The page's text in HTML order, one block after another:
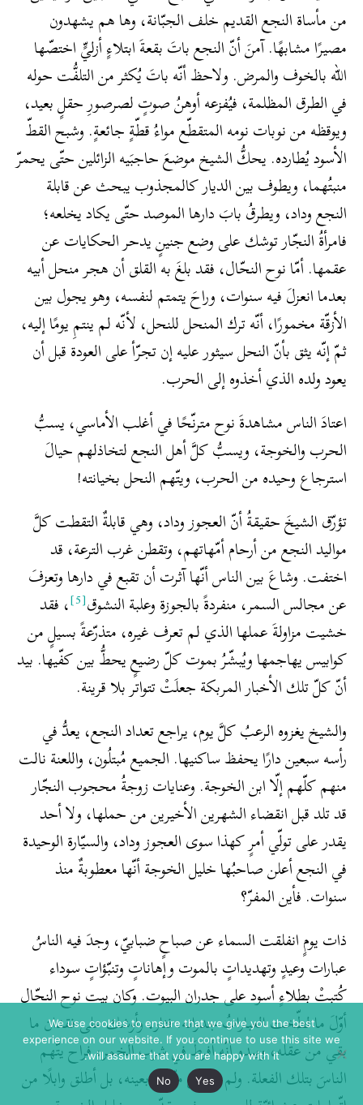
من مأساة النجع القديم خلف الجبّانة، وها هم يشهدون
مصيرًا مشابهًا. آمنَ أنّ النجع باتَ بقعةَ ابتلاءٍ أزليٍّ اختصّها
الله بالخوف والمرض. ولاحظ أنّه باتَ يُكثر من التلفُّت حوله
في الطرق المظلمة، فيُفزعه أوهنُ صوتٍ لصرصورِ حقلٍ بعيد،
ويوقظه من نوبات نومه المتقطّع مواءُ قطّةٍ جائعةٍ. وشبح القطّ
الأسود يُطارده. يحكُّ الشيخ موضعَ حاجبَيه الزائلين حتّى يحمرّ
منبتُهما، ويطوف بين الديار كالمجذوب يبحث عن قابلة
النجع وداد، ويطرقُ بابَ دارها الموصد حتّى يكاد يخلعه؛
فامرأةُ النجّار توشك على وضع جنينٍ يدحر الحكايات عن
عقمها. أمّا نوح النحّال، فقد بلغَ به القلق أن هجر منحل أبيه
بعدما انعزلَ فيه سنوات، وراحَ يتمتم لنفسه، وهو يجول بين
الأزقّة مخمورًا، أنّه ترك المنحل للنحل، لأنّه لم ينتمِ يومًا إليه،
ثمّ إنّه يثق بأنّ النحل سيثور عليه إن تجرّأ على العودة قبل أن
يعود ولده الذي أخذوه إلى الحرب.
اعتادَ الناس مشاهدةَ نوح مترنّحًا في أغلب الأماسي، يسبُّ
الحرب والخوجة، ويسبُّ كلَّ أهل النجع لتخاذلهم حيالَ
استرجاع وحيده من الحرب، ويتّهم النحل بخيانته!
تؤرّق الشيخَ حقيقةُ أنّ العجوز وداد، وهي قابلةٌ التقطت كلَّ
مواليد النجع من أرحام أمّهاتهم، وتقطن غرب الترعة، قد
اختفت. وشاعَ بين الناس أنّها آثرت أن تقبع في دارها وتعزفَ
عن مجالس السمر، منفردةً بالجوزة وعلبة النشوق[5] ، فقد
خشيت مزاولةَ عملها الذي لم تعرف غيره، متذرّعةً بسيلٍ من
كوابيس يهاجمها ويُبشّرُ بموت كلّ رضيعٍ يحطُّ بين كفّيها. بيد
أنّ كلّ تلك الأخبار المربكة جعلَتْ تتواتر بلا قرينة.
والشيخ يغزوه الرعبُ كلَّ يوم، يراجع تعداد النجع، يعدُّ في
رأسه سبعين دارًا يحفظ ساكنيها. الجميع مُبتلُون، واللعنة نالت
منهم كلّهم إلّا ابن الخوجة. وعنايات زوجةُ محجوب النجّار
قد تلد قبل انقضاء الشهرين الأخيرين من حملها، ولا أحد
يقدر على تولّي أمرٍ كهذا سوى العجوز وداد، والسيّارة الوحيدة
في النجع أعلن صاحبُها خليل الخوجة أنّها معطوبةٌ منذ
سنوات. فأين المفرّ؟
ذات يومٍ انفلقت السماء عن صباحٍ ضبابيّ، وجدَ فيه الناسُ
عبارات وعيدٍ وتهديداتٍ بالموت وإهاناتٍ وتنبّؤاتٍ سوداء
كُتبتْ بطلاءٍ أسود على جدران البيوت. وكان بيت نوح النحّال
أوّلَ ما لطّخت العباراتُ جدرانه. فثار، وأوشك على فقدان ما
بقي من عقله، ويبدو أنّه أفرطَ في شرب الخمر، فراح يتّهم
الناسَ بتلك الفعلة. ولم يخصّ متّهَمًا بعينه، بل أطلق وابلًا من
We use cookies to ensure that we give you the best
experience on our website. If you continue to use this site we
will assume that you are happy with it.
Yes
No